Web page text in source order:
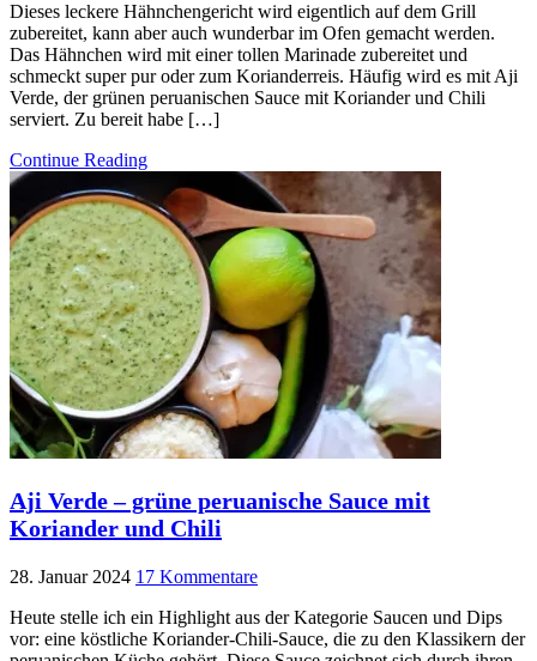
Dieses leckere Hähnchengericht wird eigentlich auf dem Grill
zubereitet, kann aber auch wunderbar im Ofen gemacht werden.
Das Hähnchen wird mit einer tollen Marinade zubereitet und
schmeckt super pur oder zum Korianderreis. Häufig wird es mit Aji
Verde, der grünen peruanischen Sauce mit Koriander und Chili
serviert. Zu bereit habe […]
Continue Reading
Aji Verde – grüne peruanische Sauce mit
Koriander und Chili
28. Januar 2024 17 Kommentare
Heute stelle ich ein Highlight aus der Kategorie Saucen und Dips
vor: eine köstliche Koriander-Chili-Sauce, die zu den Klassikern der